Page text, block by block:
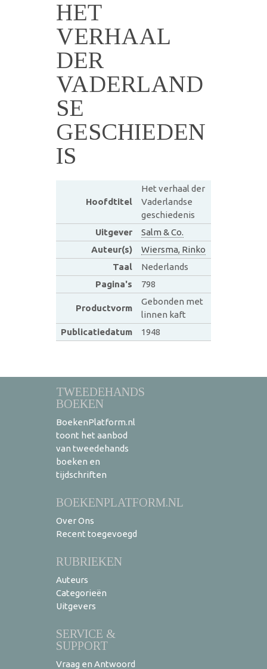
HET
VERHAAL
DER
VADERLAND
SE
GESCHIEDEN
IS
Hoofdtitel
Het verhaal der
Vaderlandse
geschiedenis
Uitgever
Salm & Co.
Auteur(s)
Wiersma, Rinko
Taal
Nederlands
Pagina's
798
Productvorm
Gebonden met
linnen kaft
Publicatiedatum
1948
TWEEDEHANDS
BOEKEN
BoekenPlatform.nl
toont het aanbod
van tweedehands
boeken en
tijdschriften
BOEKENPLATFORM.NL
Over Ons
Recent toegevoegd
RUBRIEKEN
Auteurs
Categorieën
Uitgevers
SERVICE &
SUPPORT
Vraag en Antwoord